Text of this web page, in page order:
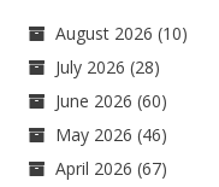
August 2026 (10)
July 2026 (28)
June 2026 (60)
May 2026 (46)
April 2026 (67)